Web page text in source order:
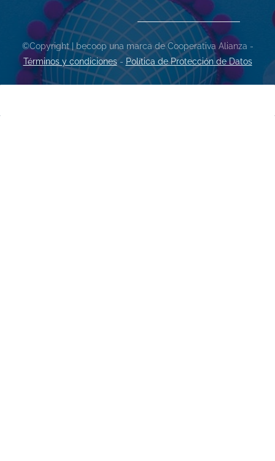
©Copyright | becoop una marca de Cooperativa Alianza -
Términos y condiciones- Política de Protección de Datos